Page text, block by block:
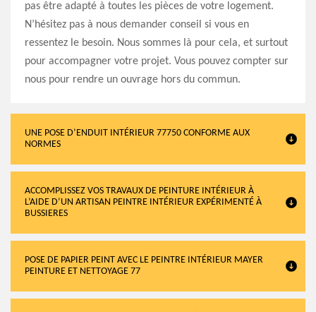
pas être adapté à toutes les pièces de votre logement.
N’hésitez pas à nous demander conseil si vous en
ressentez le besoin. Nous sommes là pour cela, et surtout
pour accompagner votre projet. Vous pouvez compter sur
nous pour rendre un ouvrage hors du commun.
UNE POSE D’ENDUIT INTÉRIEUR 77750 CONFORME AUX
NORMES
ACCOMPLISSEZ VOS TRAVAUX DE PEINTURE INTÉRIEUR À
L’AIDE D’UN ARTISAN PEINTRE INTÉRIEUR EXPÉRIMENTÉ À
BUSSIERES
POSE DE PAPIER PEINT AVEC LE PEINTRE INTÉRIEUR MAYER
PEINTURE ET NETTOYAGE 77